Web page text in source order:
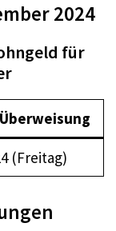
2024
für
(Freitag)